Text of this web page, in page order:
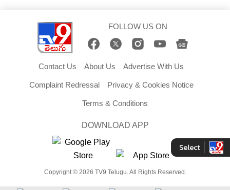
FOLLOW US ON
Contact Us About Us Advertise With Us
Complaint Redressal Privacy & Cookies Notice
Terms & Conditions
DOWNLOAD APP
Copyright © 2026 TV9 Telugu. All Rights Reserved.